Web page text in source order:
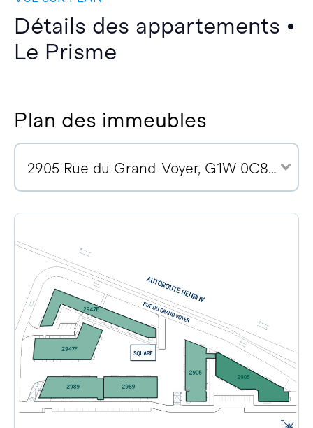
Détails des appartements •
Le Prisme
Plan des immeubles
2905 Rue du Grand-Voyer, G1W 0C8 (4)